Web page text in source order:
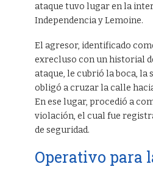
ataque tuvo lugar en la
Independencia y Lemoine.
El agresor, identificado
exrecluso con un historial
ataque, le cubrió la boca, la
obligó a cruzar la calle
En ese lugar, procedió a
violación, el cual fue
de seguridad.
Operativo para